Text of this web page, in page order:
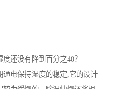
还没有降到百分之40？
通电保持湿度的稳定,它的设计